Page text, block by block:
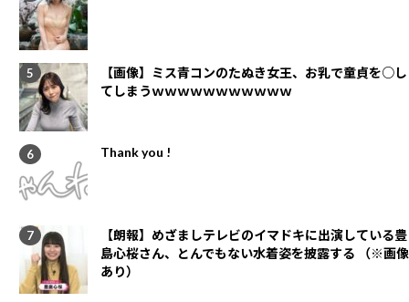
【画像】ミス青コンのたぬき女王、お乳で童貞を○し
てしまうｗｗｗｗｗｗｗｗｗｗｗ
Thank you !
【朗報】めざましテレビのイマドキに出演している豊
島心桜さん、とんでもない水着姿を披露する （※画像
あり）